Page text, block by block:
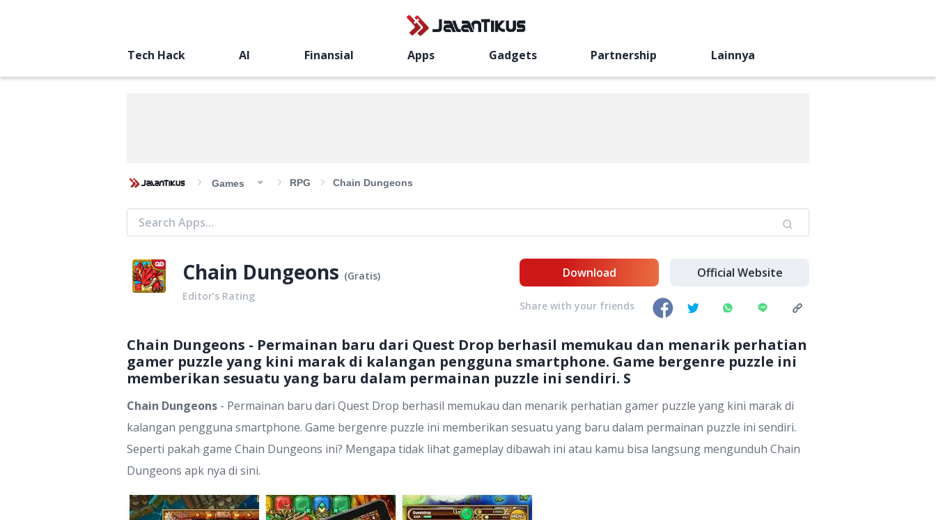
Tech Hack AI Finansial Apps Gadgets Partnership Lainnya
Games RPG Chain Dungeons
Chain Dungeons (Gratis)
Editor’s Rating
Chain Dungeons - Permainan baru dari Quest Drop berhasil memukau dan menarik perhatian
gamer puzzle yang kini marak di kalangan pengguna smartphone. Game bergenre puzzle ini
memberikan sesuatu yang baru dalam permainan puzzle ini sendiri. S
Chain Dungeons - Permainan baru dari Quest Drop berhasil memukau dan menarik perhatian gamer puzzle yang kini marak di
kalangan pengguna smartphone. Game bergenre puzzle ini memberikan sesuatu yang baru dalam permainan puzzle ini sendiri.
Seperti pakah game Chain Dungeons ini? Mengapa tidak lihat gameplay dibawah ini atau kamu bisa langsung mengunduh Chain
Dungeons apk nya di sini.
Download Official Website
Share with your friends